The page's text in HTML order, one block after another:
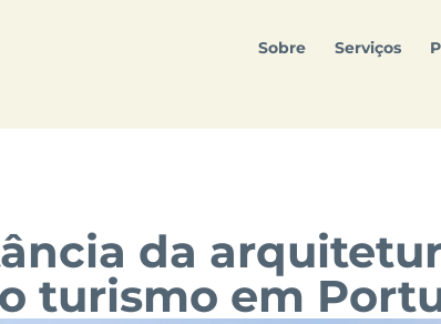
Sobre Serviços
da
turismo em